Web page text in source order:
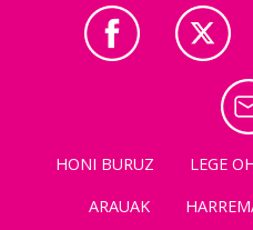
HONI BURUZ LEGE
ARAUAK